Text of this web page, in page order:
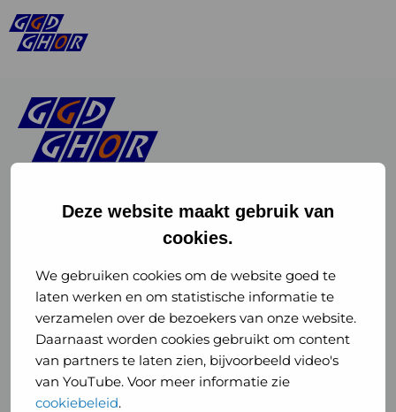
Deze website maakt gebruik van
cookies.
We gebruiken cookies om de website goed te
laten werken en om statistische informatie te
verzamelen over de bezoekers van onze website.
Daarnaast worden cookies gebruikt om content
van partners te laten zien, bijvoorbeeld video's
van YouTube. Voor meer informatie zie
cookiebeleid.
of
GGD
GHOR
Nederland
Instagram
of
GGD
GHOR
Nederland
GGD Reizen op social media
GGD Reizen